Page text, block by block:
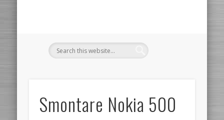
Smontare Nokia 500